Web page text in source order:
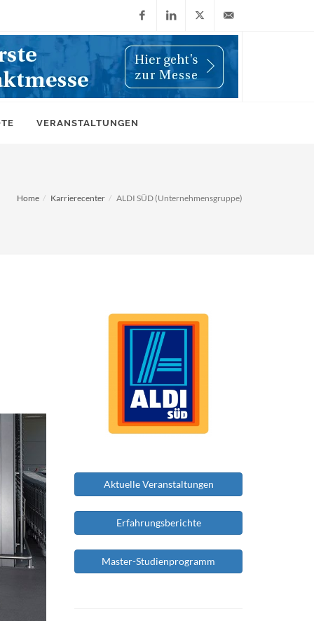
FacebookLinkedIn
X
(Twitter)
info@wiwi-
VERANSTALTUNGEN
Home Karrierecenter ALDI SÜD (Unternehmensgruppe)
Aktuelle Veranstaltungen
Erfahrungsberichte
Master-Studienprogramm